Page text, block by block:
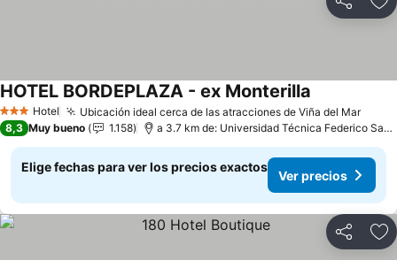
Compartir
3 Estrellas
Hotel Ubicación ideal cerca de las atracciones de Viña del Mar
HOTEL BORDEPLAZA - ex Monterilla
8,3 Muy bueno 1.158 a 3.7 km de: Universidad Técnica Federico Santa María
Elige fechas para ver los precios exactos
Ver precios
Compartir